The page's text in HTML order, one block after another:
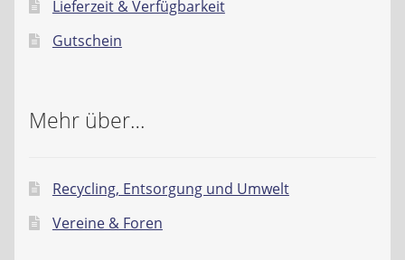
Lieferzeit & Verfügbarkeit
Gutschein
Mehr über…
Recycling, Entsorgung und Umwelt
Vereine & Foren